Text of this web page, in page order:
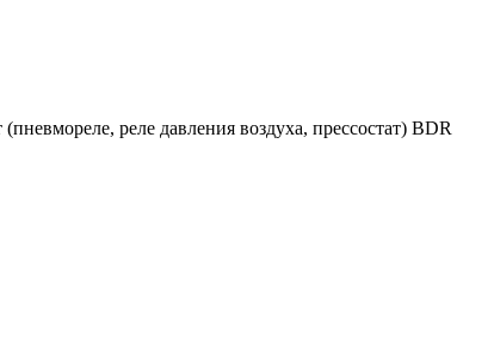
реле давления воздуха, прессостат) BDR